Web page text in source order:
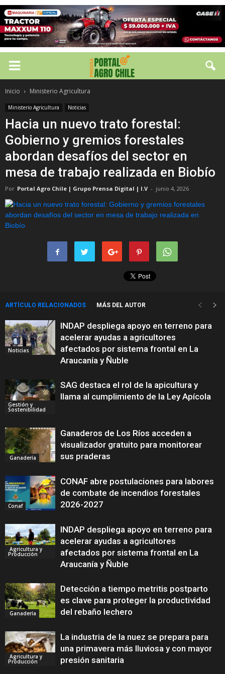
Inicio Ministerio Agricultura
Ministerio Agricultura Noticias
Hacia un nuevo trato forestal:
Gobierno y gremios forestales
abordan desafíos del sector en
mesa de trabajo realizada en Biobío
Por Portal Agro Chile | Grupo Prensa Digital | I.V - junio 4, 2026
ARTÍCULO RELACIONADOS MÁS DEL AUTOR
Noticias
INDAP despliega apoyo en terreno para
acelerar ayudas a agricultores
afectados por sistema frontal en La
Araucanía y Ñuble
Gestión y
Sostenibilidad
SAG destaca el rol de la apicultura y
llama al cumplimiento de la Ley Apícola
Ganadería
Ganaderos de Los Ríos acceden a
visualizador gratuito para monitorear
sus praderas
Conaf
CONAF abre postulaciones para labores
de combate de incendios forestales
2026-2027
Agricultura y
Producción
INDAP despliega apoyo en terreno para
acelerar ayudas a agricultores
afectados por sistema frontal en La
Araucanía y Ñuble
Ganadería
Detección a tiempo metritis postparto
es clave para proteger la productividad
del rebaño lechero
Agricultura y
Producción
La industria de la nuez se prepara para
una primavera más lluviosa y con mayor
presión sanitaria